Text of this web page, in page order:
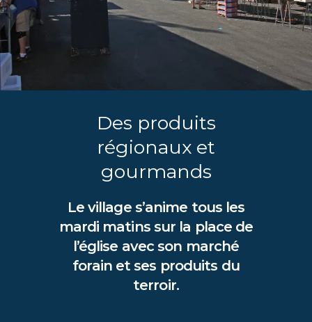
Des produits
régionaux et
gourmands
Le village s’anime tous les
mardi matins sur la place de
l’église avec son marché
forain et ses produits du
terroir.